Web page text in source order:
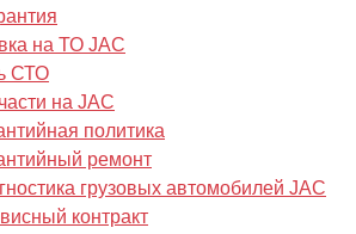
на ТО JAC
СТО
на JAC
политика
ремонт
грузовых автомобилей JAC
контракт